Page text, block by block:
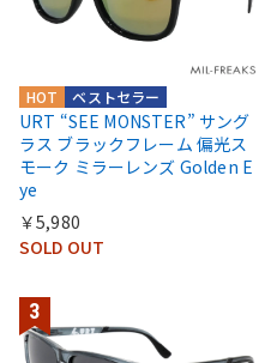
ベストセラー
HOT
URT “SEE MONSTER” サング
ラス ブラックフレーム 偏光ス
モーク ミラーレンズ Golden E
ye
￥5,980
SOLD OUT